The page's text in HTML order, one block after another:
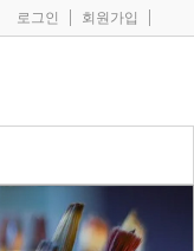
로그인 | 회원가입 |